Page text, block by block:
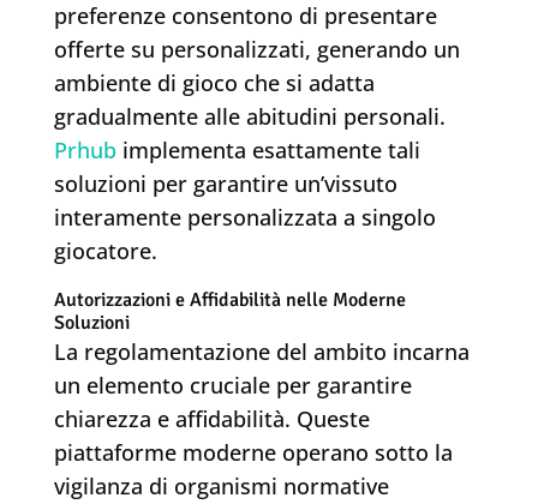
preferenze consentono di presentare
offerte su personalizzati, generando un
ambiente di gioco che si adatta
gradualmente alle abitudini personali.
Prhubimplementa esattamente tali
soluzioni per garantire un’vissuto
interamente personalizzata a singolo
giocatore.
Autorizzazioni e Affidabilità nelle Moderne
Soluzioni
La regolamentazione del ambito incarna
un elemento cruciale per garantire
chiarezza e affidabilità. Queste
piattaforme moderne operano sotto la
vigilanza di organismi normative